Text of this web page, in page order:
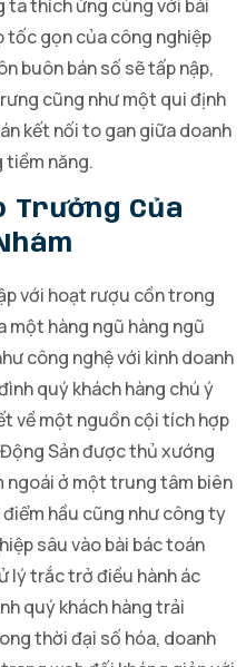
ta thích ứng cùng với bài
tốc gọn của công nghiệp
buôn bán số sẽ tấp nập,
cũng như một qui định
kết nối to gan giữa doanh
tiềm năng.
Trưởng Của
với hoạt rượu cồn trong
một hàng ngũ hàng ngũ
công nghệ với kinh doanh
quý khách hàng chú ý
về một nguồn cội tích hợp
Sản được thủ xướng
ngoái ở một trung tâm biên
hầu cũng như công ty
sâu vào bài bác toán
lý trắc trở điều hành ác
quý khách hàng trải
thời đại số hóa, doanh